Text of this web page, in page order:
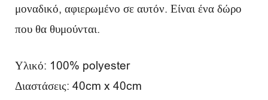
μοναδικό, αφιερωμένο σε αυτόν. Είναι ένα δώρο
που θα θυμούνται.
Υλικό: 100% polyester
Διαστάσεις: 40cm x 40cm